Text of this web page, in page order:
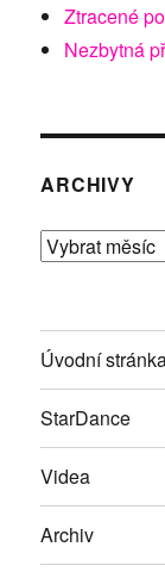
Ztracené
Nezbytná
ARCHIVY
Archivy
Úvodní
StarDance
Videa
Archiv